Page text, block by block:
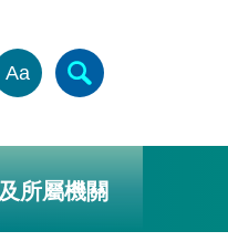
Aa
所屬機關